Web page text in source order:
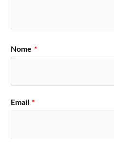
Nome *
Email *